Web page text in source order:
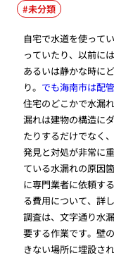
未分類
自宅で水道を使って
っていたり、以前に
あるいは静かな時に
り。 でも海南市は配
住宅のどこかで水漏
漏れは建物の構造に
たりするだけでなく
発見と対処が非常に
ている水漏れの原因
に専門業者に依頼す
る費用について、詳
調査は、文字通り水
要する作業です。壁
きない場所に埋設さ